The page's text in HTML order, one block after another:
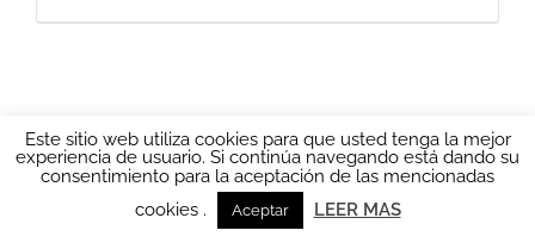
Ainhoa LOCUTORA 2016AVISO LEGAL|Política de
POLÍTICA DE COOKIES|Más información sobre las
Este sitio web utiliza cookies para que usted tenga la mejor
experiencia de usuario. Si continúa navegando está dando su
consentimiento para la aceptación de las mencionadas
cookies .
Aceptar LEER MAS